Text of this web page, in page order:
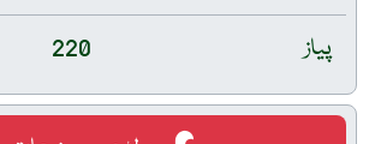
پیاز
220